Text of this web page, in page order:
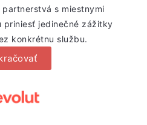
s miestnymi
priniesť jedinečné zážitky
konkrétnu službu.